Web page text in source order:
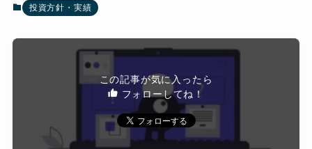
投資方針・実績
この記事が気に入ったら
フォローしてね！